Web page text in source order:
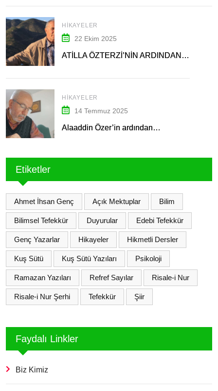
HIKAYELER
22 Ekim 2025
ATİLLA ÖZTERZİ’NİN ARDINDAN…
HIKAYELER
14 Temmuz 2025
Alaaddin Özer’in ardından…
Etiketler
Ahmet İhsan Genç Açık Mektuplar Bilim
Bilimsel Tefekkür Duyurular Edebi Tefekkür
Genç Yazarlar Hikayeler Hikmetli Dersler
Kuş Sütü Kuş Sütü Yazıları Psikoloji
Ramazan Yazıları Refref Sayılar Risale-i Nur
Risale-i Nur Şerhi Tefekkür Şiir
Faydalı Linkler
Biz Kimiz